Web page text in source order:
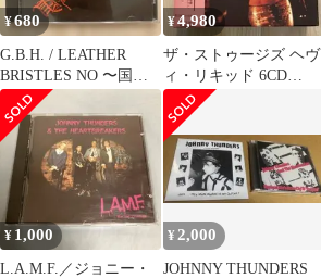
¥680
G.B.H. / LEATHER
BRISTLES NO 〜国内
盤
¥4,980
ザ・ストゥージズ ヘヴ
ィ・リキッド 6CD
Boxset
¥ 1,000
L.A.M.F.／ジョニー・
¥ 2,000
JOHNNY THUNDERS